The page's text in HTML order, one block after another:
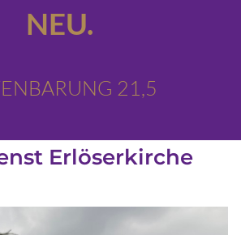
NEU.
21,5
Erlöserkirche